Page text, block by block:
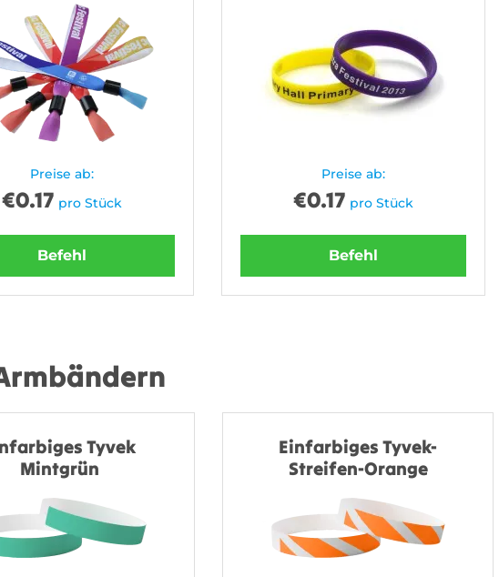
Preise ab:
€0.17 pro Stück
Befehl
Preise ab:
€0.17 pro Stück
Befehl
Tyvek
Mintgrün
Einfarbiges Tyvek-
Streifen-Orange